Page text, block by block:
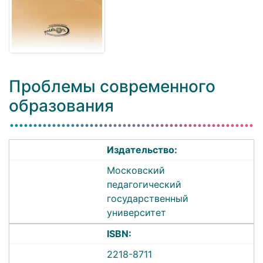
Проблемы современного
образования
Издательство:
Московский
педагогический
государственный
университет
ISBN:
2218-8711